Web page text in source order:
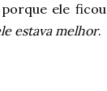
ele ficou
estava melhor.